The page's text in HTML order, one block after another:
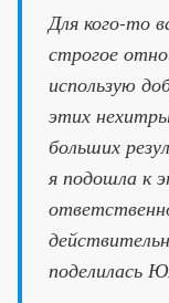
Для кого-то
строгое
использую
этих
больших
я подошла к
поделилась